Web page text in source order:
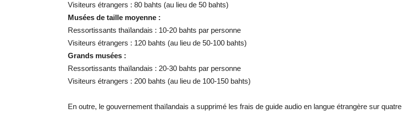
Visiteurs étrangers : 80 bahts (au lieu de 50 bahts)
Musées de taille moyenne :
Ressortissants thaïlandais : 10-20 bahts par personne
Visiteurs étrangers : 120 bahts (au lieu de 50-100 bahts)
Grands musées :
Ressortissants thaïlandais : 20-30 bahts par personne
Visiteurs étrangers : 200 bahts (au lieu de 100-150 bahts)
En outre, le gouvernement thaïlandais a supprimé les frais de guide audio en langue étrangère sur quatre